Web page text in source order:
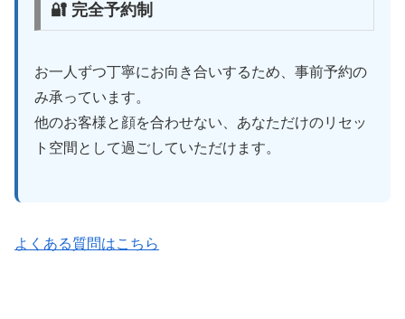
🔐 完全予約制
お一人ずつ丁寧にお向き合いするため、事前予約の
み承っています。
他のお客様と顔を合わせない、あなただけのリセッ
ト空間として過ごしていただけます。
よくある質問はこちら